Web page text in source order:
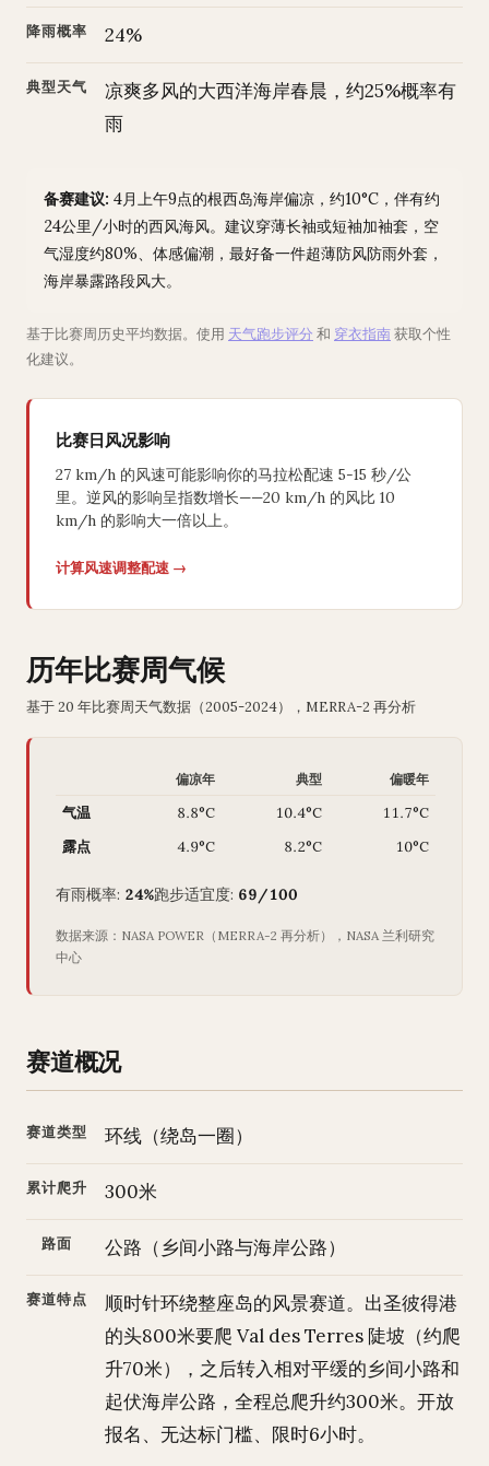
降雨概率 24%
典型天气
凉爽多风的大西洋海岸春晨，约25%概率有
雨
备赛建议: 4月上午9点的根西岛海岸偏凉，约10°C，伴有约
24公里/小时的西风海风。建议穿薄长袖或短袖加袖套，空
气湿度约80%、体感偏潮，最好备一件超薄防风防雨外套，
海岸暴露路段风大。
基于比赛周历史平均数据。使用 天气跑步评分 和 穿衣指南获取个性
化建议。
比赛日风况影响
27 km/h 的风速可能影响你的马拉松配速 5-15 秒/公
里。逆风的影响呈指数增长——20 km/h 的风比 10
km/h 的影响大一倍以上。
计算风速调整配速 →
历年比赛周气候
基于 20 年比赛周天气数据（2005-2024），MERRA-2 再分析
偏凉年 典型 偏暖年
气温 8.8°C 10.4°C
11.7°C
露点
4.9°C 8.2°C 10°C
有雨概率: 24%跑步适宜度: 69/100
数据来源：NASA POWER（MERRA-2 再分析），NASA 兰利研究
中心
赛道概况
赛道类型 环线（绕岛一圈）
累计爬升 300米
路面 公路（乡间小路与海岸公路）
赛道特点
顺时针环绕整座岛的风景赛道。出圣彼得港
的头800米要爬 Val des Terres 陡坡（约爬
升70米），之后转入相对平缓的乡间小路和
起伏海岸公路，全程总爬升约300米。开放
报名、无达标门槛、限时6小时。